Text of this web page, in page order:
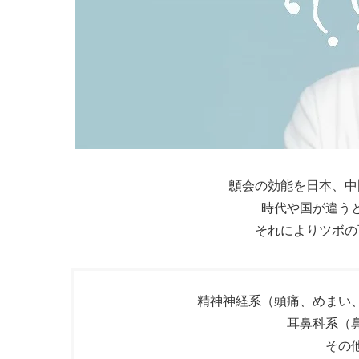
顖会の効能を日本、
時代や国が違う
それによりツボ
精神神経系（頭痛、めまい
耳鼻科系（
その